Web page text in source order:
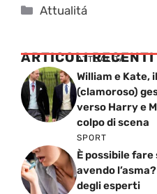
Categorie
Attualitá
ARTICOLI RECENTI
ATTUALITÁ
William e Kate, il
(clamoroso)
verso Harry e
colpo di scena
SPORT
È possibile
avendo
degli esperti